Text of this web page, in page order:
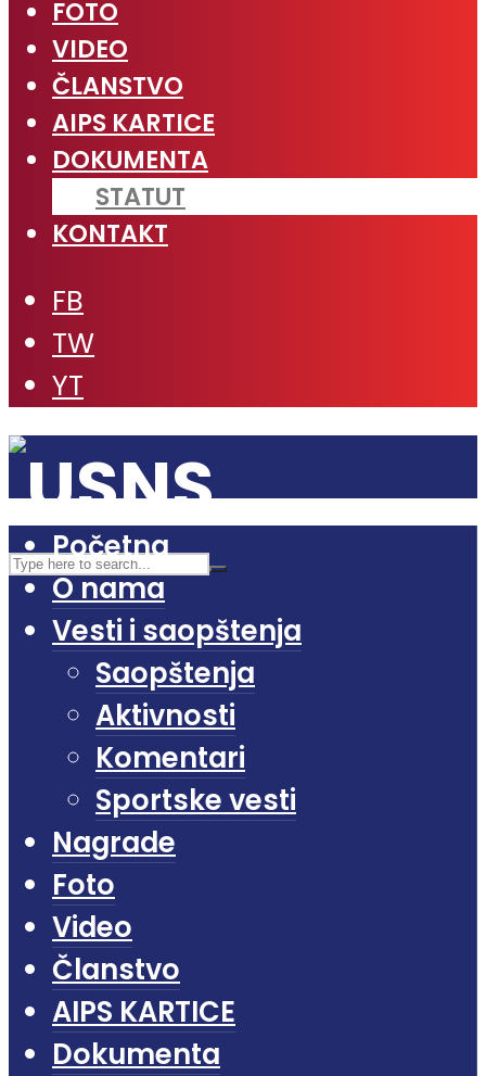
FOTO
VIDEO
ČLANSTVO
AIPS KARTICE
DOKUMENTA
STATUT
KONTAKT
FB
TW
YT
Početna
O nama
Vesti i saopštenja
Saopštenja
Aktivnosti
Komentari
Sportske vesti
Nagrade
Foto
Video
Članstvo
AIPS KARTICE
Dokumenta